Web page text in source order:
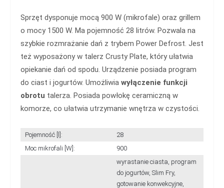
Sprzęt dysponuje mocą 900 W (mikrofale) oraz grillem
o mocy 1500 W. Ma pojemność 28 litrów. Pozwala na
szybkie rozmrażanie dań z trybem Power Defrost. Jest
też wyposażony w talerz Crusty Plate, który ułatwia
opiekanie dań od spodu. Urządzenie posiada program
do ciast i jogurtów. Umożliwia wyłączenie funkcji
obrotu talerza. Posiada powłokę ceramiczną w
komorze, co ułatwia utrzymanie wnętrza w czystości.
Pojemność [l]:
28
Moc mikrofali [W]:
900
wyrastanie ciasta, program
do jogurtów, Slim Fry,
gotowanie konwekcyjne,